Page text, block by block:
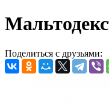
Поделиться с друзьями: